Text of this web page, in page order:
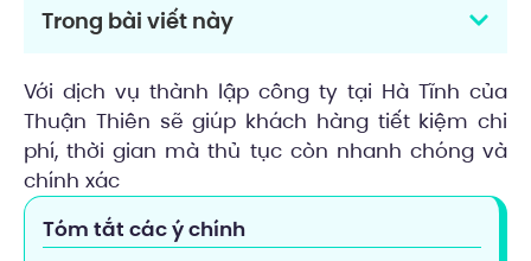
Với dịch vụ thành lập công ty tại Hà Tĩnh của
Thuận Thiên sẽ giúp khách hàng tiết kiệm chi
phí, thời gian mà thủ tục còn nhanh chóng và
chính xác
Tóm tắt các ý chính
Trong bài viết này